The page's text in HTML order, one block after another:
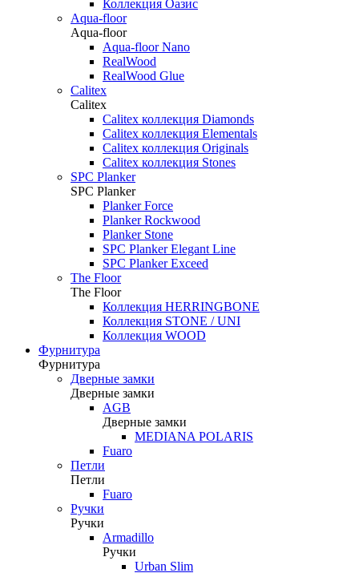
Коллекция Оазис
Aqua-floor
Aqua-floor
Aqua-floor Nano
RealWood
RealWood Glue
Calitex
Calitex
Calitex коллекция Diamonds
Calitex коллекция Elementals
Calitex коллекция Originals
Calitex коллекция Stones
SPC Planker
SPC Planker
Planker Force
Planker Rockwood
Planker Stone
SPC Planker Elegant Line
SPC Planker Exceed
The Floor
The Floor
Коллекция HERRINGBONE
Коллекция STONE / UNI
Коллекция WOOD
Фурнитура
Фурнитура
Дверные замки
Дверные замки
AGB
Дверные замки
MEDIANA POLARIS
Fuaro
Петли
Петли
Fuaro
Ручки
Ручки
Armadillo
Ручки
Urban Slim